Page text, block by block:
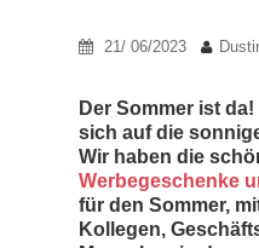
21/ 06/2023
Der Sommer ist
sich auf die
Wir haben die
Werbegeschenke
für den Sommer,
Kollegen,